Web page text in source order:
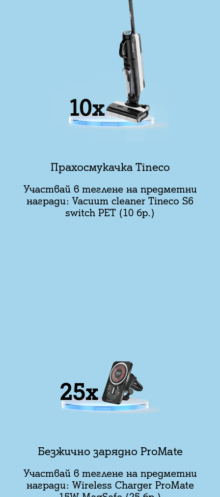
Прахосмукачка Tineco
Участвай в теглене на предметни
награди: Vacuum cleaner Tineco S6
switch PET (10 бр.)
Безжично зарядно ProMate
Участвай в теглене на предметни
награди: Wireless Charger ProMate